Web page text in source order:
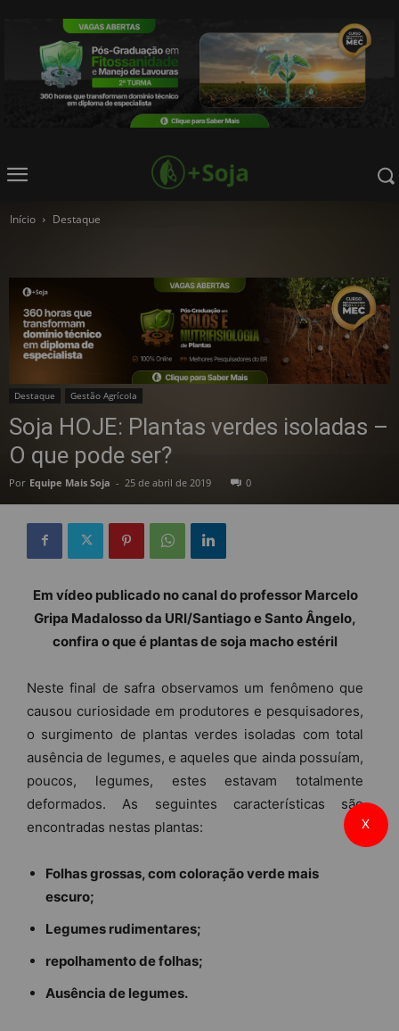
Início Destaque
Destaque Gestão Agrícola
Soja HOJE: Plantas verdes isoladas –
O que pode ser?
Por Equipe Mais Soja - 25 de abril de 2019 0
Em vídeo publicado no canal do professor Marcelo
Gripa Madalosso da URI/Santiago e Santo Ângelo,
confira o que é plantas de soja macho estéril
Neste final de safra observamos um fenômeno que
causou curiosidade em produtores e pesquisadores,
o surgimento de plantas verdes isoladas com total
ausência de legumes, e aqueles que ainda possuíam,
poucos, legumes, estes estavam totalmente
deformados. As seguintes características são
encontradas nestas plantas:
Folhas grossas, com coloração verde mais
escuro;
Legumes rudimentares;
repolhamento de folhas;
Ausência de legumes.
X